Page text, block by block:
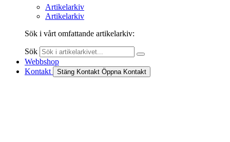
Artikelarkiv
Artikelarkiv
Sök i vårt omfattande artikelarkiv:
Sök
Webbshop
Kontakt
Stäng Kontakt Öppna Kontakt